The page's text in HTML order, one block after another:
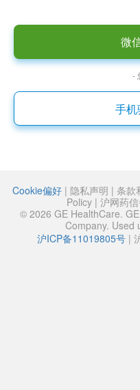
微
-
手
Cookie偏好 | 隐私声明 | 条款
Policy| 沪网药
© 2026 GE HealthCare.
Company. Used
沪ICP备11019805号|